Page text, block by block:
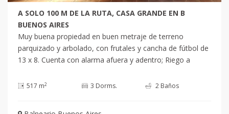
A SOLO 100 M DE LA RUTA, CASA GRANDE EN B
BUENOS AIRES
Muy buena propiedad en buen metraje de terreno
parquizado y arbolado, con frutales y cancha de fútbol de
13 x 8. Cuenta con alarma afuera y adentro; Riego a
techada.Propiedad en 2 plantas:P.A.: dormitorio principal
517 m2 3 Dorms. 2 Baños